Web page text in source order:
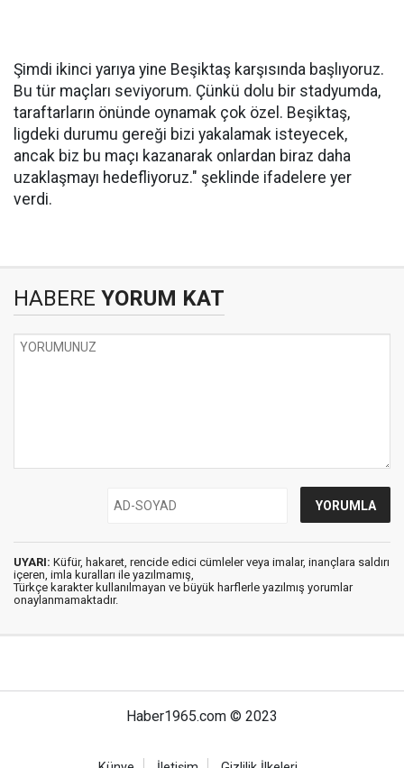
Şimdi ikinci yarıya yine Beşiktaş karşısında başlıyoruz.
Bu tür maçları seviyorum. Çünkü dolu bir stadyumda,
taraftarların önünde oynamak çok özel. Beşiktaş,
ligdeki durumu gereği bizi yakalamak isteyecek,
ancak biz bu maçı kazanarak onlardan biraz daha
uzaklaşmayı hedefliyoruz." şeklinde ifadelere yer
verdi.
HABERE YORUM KAT
UYARI: Küfür, hakaret, rencide edici cümleler veya imalar, inançlara saldırı
içeren, imla kuralları ile yazılmamış,
Türkçe karakter kullanılmayan ve büyük harflerle yazılmış yorumlar
onaylanmamaktadır.
Haber1965.com © 2023